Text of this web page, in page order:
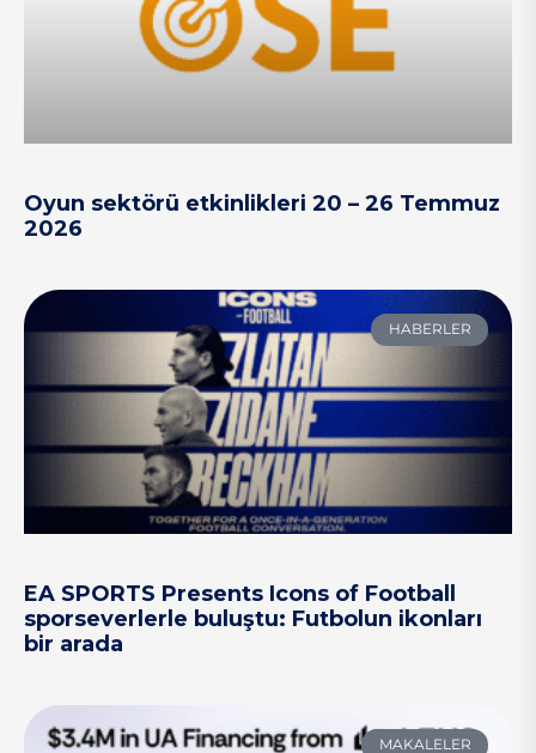
Oyun sektörü etkinlikleri 20 – 26 Temmuz
2026
HABERLER
EA SPORTS Presents Icons of Football
sporseverlerle buluştu: Futbolun ikonları
bir arada
MAKALELER